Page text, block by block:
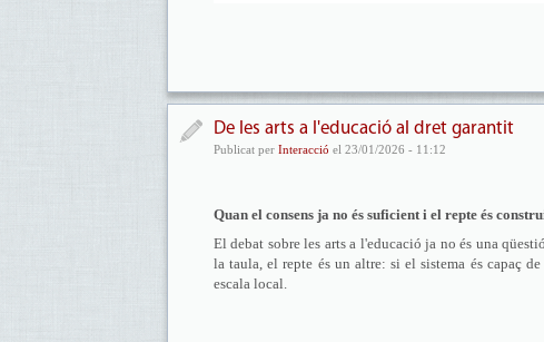
De les arts a l'educació al dret garantit
Publicat per Interacció el 23/01/2026 - 11:12
Quan el consens ja no és suficient i el repte és
El debat sobre les arts a l'educació ja no és una
la taula, el repte és un altre: si el sistema és capaç
escala local.